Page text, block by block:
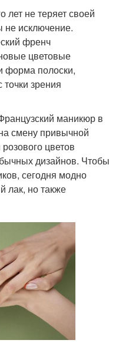
лет не теряет своей
не исключение.
френч
цветовые
форма полоски,
зрения
маникюр в
смену привычной
цветов
дизайнов. Чтобы
сегодня модно
лак, но также